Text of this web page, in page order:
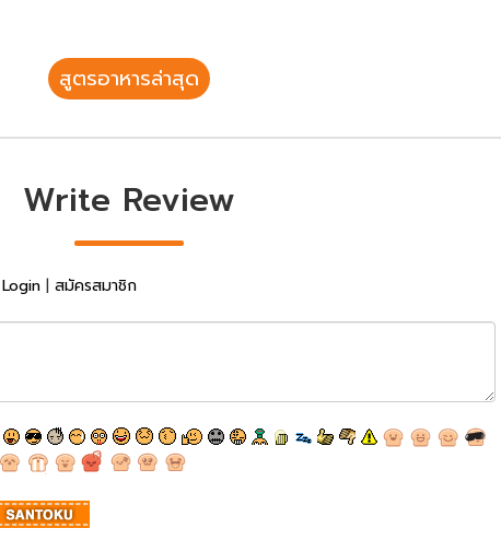
สูตรอาหารล่าสุด
Write Review
Login | สมัครสมาชิก